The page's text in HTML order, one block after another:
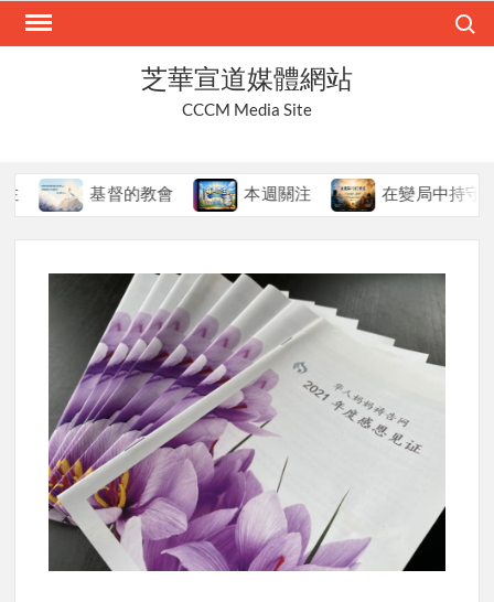
Skip
芝華宣道媒體網站
CCCM Media Site
基督的教會 本週關注 在變局中持守真道